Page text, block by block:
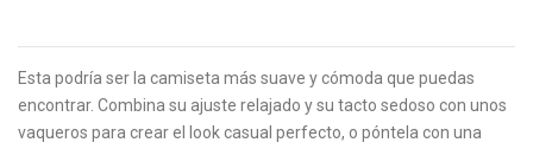
Esta podría ser la camiseta más suave y cómoda que puedas
encontrar. Combina su ajuste relajado y su tacto sedoso con unos
vaqueros para crear el look casual perfecto, o póntela con una